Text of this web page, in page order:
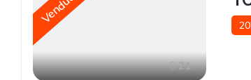
Vendue
21